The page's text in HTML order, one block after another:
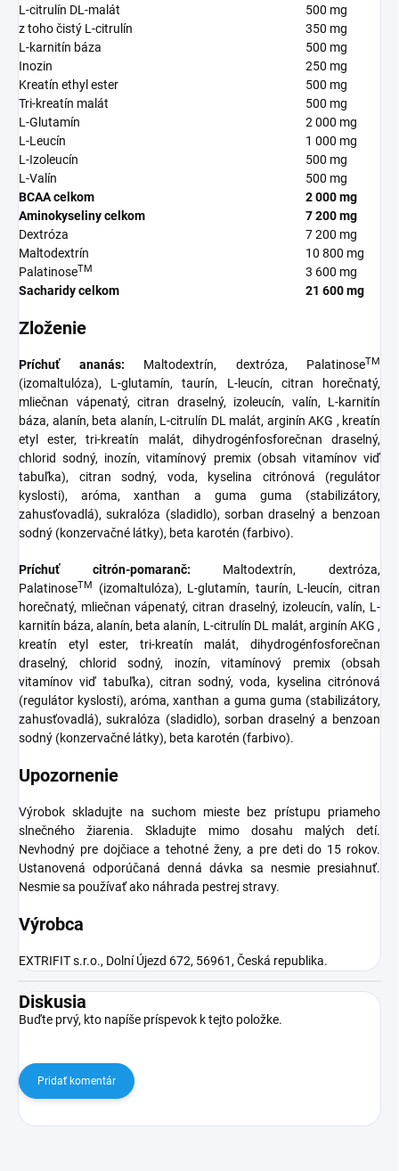
L-citrulín DL-malát
500 mg
z toho čistý L-citrulín
350 mg
L-karnitín báza
500 mg
Inozin
250 mg
Kreatín ethyl ester
500 mg
Tri-kreatín malát
500 mg
L-Glutamín
2 000 mg
L-Leucín
1 000 mg
L-Izoleucín
500 mg
L-Valín
500 mg
BCAA celkom
2 000 mg
Aminokyseliny celkom
7 200 mg
Dextróza
7 200 mg
Maltodextrín
10 800 mg
PalatinoseTM
3 600 mg
Sacharidy celkom
21 600 mg
Zloženie
Príchuť ananás: Maltodextrín, dextróza, PalatinoseTM
(izomaltulóza), L-glutamín, taurín, L-leucín, citran horečnatý,
mliečnan vápenatý, citran draselný, izoleucín, valín, L-karnitín
báza, alanín, beta alanín, L-citrulín DL malát, arginín AKG , kreatín
etyl ester, tri-kreatín malát, dihydrogénfosforečnan draselný,
chlorid sodný, inozín, vitamínový premix (obsah vitamínov viď
tabuľka), citran sodný, voda, kyselina citrónová (regulátor
kyslosti), aróma, xanthan a guma guma (stabilizátory,
zahusťovadlá), sukralóza (sladidlo), sorban draselný a benzoan
sodný (konzervačné látky), beta karotén (farbivo).
Príchuť citrón-pomaranč: Maltodextrín, dextróza,
PalatinoseTM
(izomaltulóza), L-glutamín, taurín, L-leucín, citran
horečnatý, mliečnan vápenatý, citran draselný, izoleucín, valín, L-
karnitín báza, alanín, beta alanín, L-citrulín DL malát, arginín AKG ,
kreatín etyl ester, tri-kreatín malát, dihydrogénfosforečnan
draselný, chlorid sodný, inozín, vitamínový premix (obsah
vitamínov viď tabuľka), citran sodný, voda, kyselina citrónová
(regulátor kyslosti), aróma, xanthan a guma guma (stabilizátory,
zahusťovadlá), sukralóza (sladidlo), sorban draselný a benzoan
sodný (konzervačné látky), beta karotén (farbivo).
Upozornenie
Výrobok skladujte na suchom mieste bez prístupu priameho
slnečného žiarenia. Skladujte mimo dosahu malých detí.
Nevhodný pre dojčiace a tehotné ženy, a pre deti do 15 rokov.
Ustanovená odporúčaná denná dávka sa nesmie presiahnuť.
Nesmie sa používať ako náhrada pestrej stravy.
Výrobca
EXTRIFIT s.r.o., Dolní Újezd 672, 56961, Česká republika.
Diskusia
Buďte prvý, kto napíše príspevok k tejto položke.
Pridať komentár